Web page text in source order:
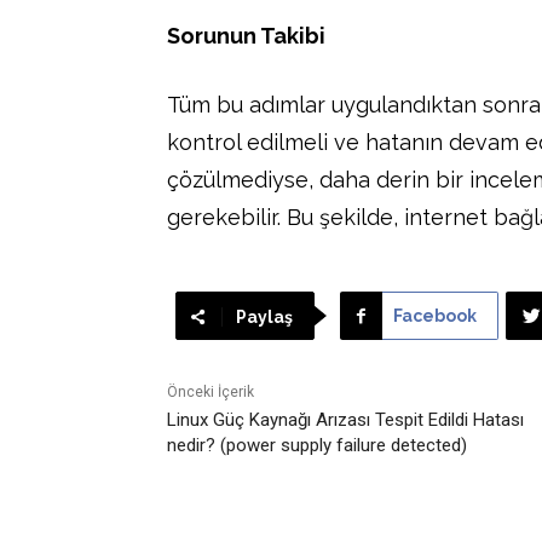
Sorunun Takibi
Tüm bu adımlar uygulandıktan
kontrol edilmeli ve hatanın devam
çözülmediyse, daha derin bir
gerekebilir. Bu şekilde, internet
Paylaş Facebook
Önceki İçerik
Linux Güç Kaynağı Arızası Tespit Edildi Hatası
nedir? (power supply failure detected)